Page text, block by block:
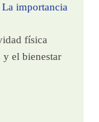
La importancia
física
y el bienestar